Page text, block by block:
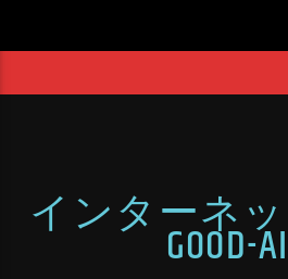
インターネ
GOOD-